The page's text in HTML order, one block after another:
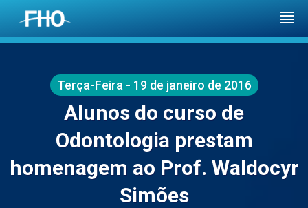
Terça-Feira - 19 de janeiro de 2016
Alunos do curso de
Odontologia prestam
homenagem ao Prof. Waldocyr
Simões